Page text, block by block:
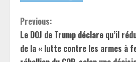
C
o
Previous:
Le DOJ de Trump déclare qu’il
de la « lutte contre les armes à